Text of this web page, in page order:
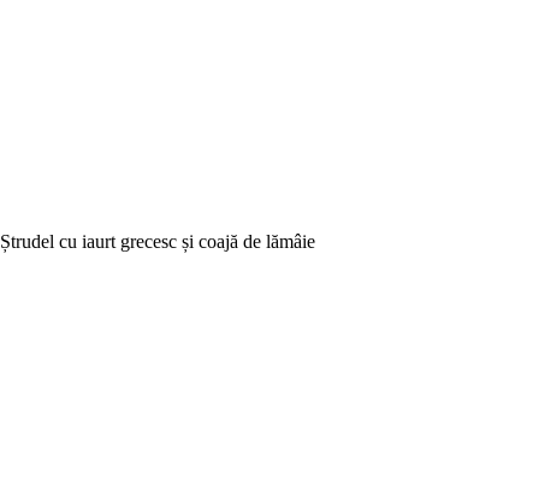
Ștrudel cu iaurt grecesc și coajă de lămâie